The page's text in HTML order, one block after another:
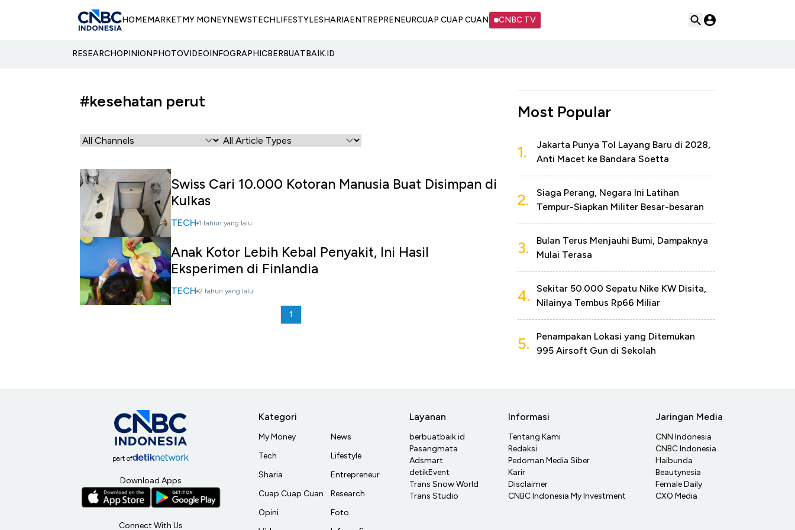
HOMEMARKETMY MONEYNEWSTECHLIFESTYLESHARIAENTREPRENEURCUAP CUAP CUAN CNBC TV
RESEARCHOPINIONPHOTOVIDEOINFOGRAPHICBERBUATBAIK.ID
#kesehatan perut
Swiss Cari 10.000 Kotoran Manusia Buat Disimpan di
Kulkas
TECH 1 tahun yang lalu
Anak Kotor Lebih Kebal Penyakit, Ini Hasil
Eksperimen di Finlandia
TECH 2 tahun yang lalu
1
Most Popular
1.
Jakarta Punya Tol Layang Baru di 2028,
Anti Macet ke Bandara Soetta
2.
Siaga Perang, Negara Ini Latihan
Tempur-Siapkan Militer Besar-besaran
3.
Bulan Terus Menjauhi Bumi, Dampaknya
Mulai Terasa
4.
Sekitar 50.000 Sepatu Nike KW Disita,
Nilainya Tembus Rp66 Miliar
5.
Penampakan Lokasi yang Ditemukan
995 Airsoft Gun di Sekolah
part of
Download Apps
Connect With Us
Kategori
My Money
Tech
Sharia
Cuap Cuap Cuan
Opini
News
Lifestyle
Entrepreneur
Research
Foto
Layanan
berbuatbaik.id
Pasangmata
Adsmart
detikEvent
Trans Snow World
Trans Studio
Informasi
Tentang Kami
Redaksi
Pedoman Media Siber
Karir
Disclaimer
CNBC Indonesia My Investment
Jaringan Media
CNN Indonesia
CNBC Indonesia
Haibunda
Beautynesia
Female Daily
CXO Media